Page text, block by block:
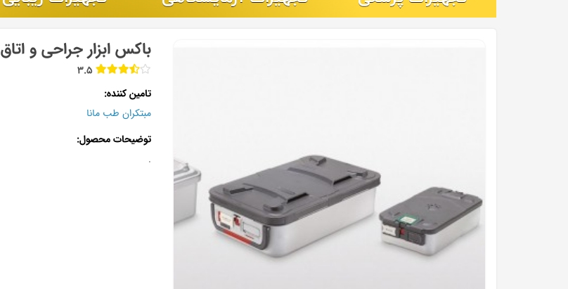
باکس ابزار جراحی و
3.5
تامین کننده
مبتکران طب مانا
توضیحات محصول
.